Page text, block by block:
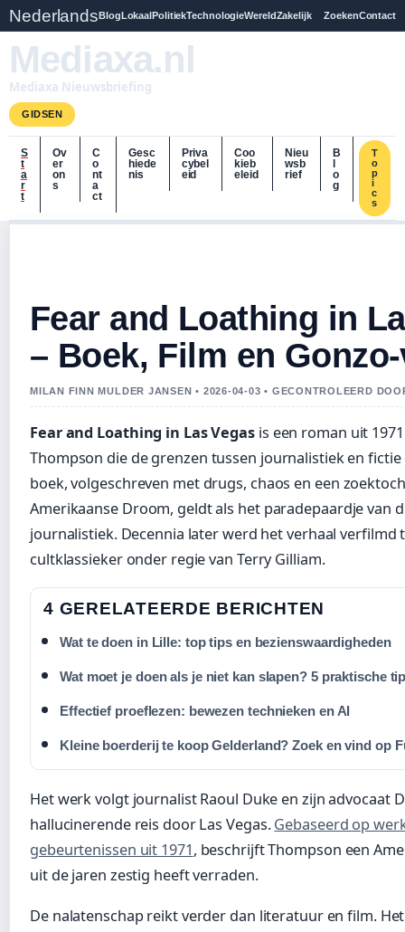
NederlandsBlogLokaalPolitiekTechnologieWereldZakelijk ZoekenContact
Mediaxa.nl
Mediaxa Nieuwsbriefing
GIDSEN
S
t
a
r
t
Ov
er
on
s
C
o
nt
a
ct
Gesc
hiede
nis
Priva
cybel
eid
Coo
kieb
eleid
Nieu
wsb
rief
B
o
g
T
o
p
i
c
s
Fear and Loathing in
– Boek, Film en
MILAN FINN MULDER JANSEN • 2026-04-03 • GECONTROLEERD
Fear and Loathing in Las Vegas is een roman uit
Thompson die de grenzen tussen journalistiek en
boek, volgeschreven met drugs, chaos en een
Amerikaanse Droom, geldt als het paradepaardje van
journalistiek. Decennia later werd het verhaal verfilmd
cultklassieker onder regie van Terry Gilliam.
4 GERELATEERDE BERICHTEN
Wat te doen in Lille: top tips en bezienswaardigheden
Wat moet je doen als je niet kan slapen? 5 praktische
Effectief proeflezen: bewezen technieken en AI
Kleine boerderij te koop Gelderland? Zoek en vind op
Het werk volgt journalist Raoul Duke en zijn advocaat
hallucinerende reis door Las Vegas.Gebaseerd op
gebeurtenissen uit 1971, beschrijft Thompson een
uit de jaren zestig heeft verraden.
De nalatenschap reikt verder dan literatuur en film.